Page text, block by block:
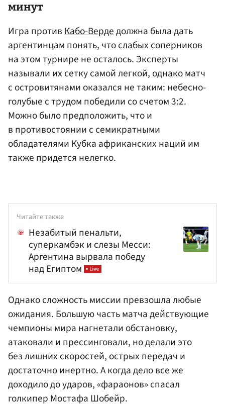
минут
Игра противКабо-Вердедолжна была дать
аргентинцам понять, что слабых соперников
на этом турнире не осталось. Эксперты
называли их сетку самой легкой, однако матч
с островитянами оказался не таким: небесно-
голубые с трудом победили со счетом 3:2.
Можно было предположить, что и
в противостоянии с семикратными
обладателями Кубка африканских наций им
также придется нелегко.
Читайте также
Незабитый пенальти,
суперкамбэк и слезы Месси:
Аргентина вырвала победу
над Египтом
Однако сложность миссии превзошла любые
ожидания. Большую часть матча действующие
чемпионы мира нагнетали обстановку,
атаковали и прессинговали, но делали это
без лишних скоростей, острых передач и
достаточно инертно. А когда дело все же
доходило до ударов, «фараонов» спасал
голкипер Мостафа Шобейр.